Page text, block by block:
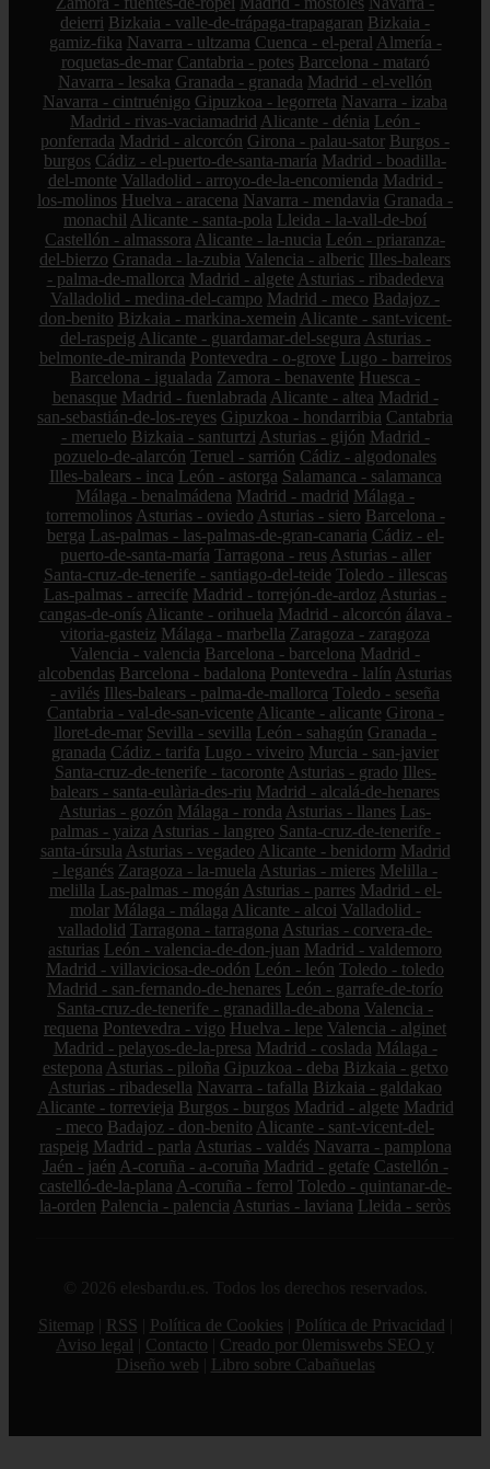
deierri Bizkaia - valle-de-trápaga-trapagaran Bizkaia -
gamiz-fika Navarra - ultzama Cuenca - el-peral Almería -
roquetas-de-mar Cantabria - potes Barcelona - mataró
Navarra - lesaka Granada - granada Madrid - el-vellón
Navarra - cintruénigo Gipuzkoa - legorreta Navarra - izaba
Madrid - rivas-vaciamadrid Alicante - dénia León -
ponferrada Madrid - alcorcón Girona - palau-sator Burgos -
burgos Cádiz - el-puerto-de-santa-maría Madrid - boadilla-
del-monte Valladolid - arroyo-de-la-encomienda Madrid -
los-molinos Huelva - aracena Navarra - mendavia Granada -
monachil Alicante - santa-pola Lleida - la-vall-de-boí
Castellón - almassora Alicante - la-nucia León - priaranza-
del-bierzo Granada - la-zubia Valencia - alberic Illes-balears
- palma-de-mallorca Madrid - algete Asturias - ribadedeva
Valladolid - medina-del-campo Madrid - meco Badajoz -
don-benito Bizkaia - markina-xemein Alicante - sant-vicent-
del-raspeig Alicante - guardamar-del-segura Asturias -
belmonte-de-miranda Pontevedra - o-grove Lugo - barreiros
Barcelona - igualada Zamora - benavente Huesca -
benasque Madrid - fuenlabrada Alicante - altea Madrid -
san-sebastián-de-los-reyes Gipuzkoa - hondarribia Cantabria
- meruelo Bizkaia - santurtzi Asturias - gijón Madrid -
pozuelo-de-alarcón Teruel - sarrión Cádiz - algodonales
Illes-balears - inca León - astorga Salamanca - salamanca
Málaga - benalmádena Madrid - madrid Málaga -
torremolinos Asturias - oviedo Asturias - siero Barcelona -
berga Las-palmas - las-palmas-de-gran-canaria Cádiz - el-
puerto-de-santa-maría Tarragona - reus Asturias - aller
Santa-cruz-de-tenerife - santiago-del-teide Toledo - illescas
Las-palmas - arrecife Madrid - torrejón-de-ardoz Asturias -
cangas-de-onís Alicante - orihuela Madrid - alcorcón álava -
vitoria-gasteiz Málaga - marbella Zaragoza - zaragoza
Valencia - valencia Barcelona - barcelona Madrid -
alcobendas Barcelona - badalona Pontevedra - lalín Asturias
- avilés Illes-balears - palma-de-mallorca Toledo - seseña
Cantabria - val-de-san-vicente Alicante - alicante Girona -
lloret-de-mar Sevilla - sevilla León - sahagún Granada -
granada Cádiz - tarifa Lugo - viveiro Murcia - san-javier
Santa-cruz-de-tenerife - tacoronte Asturias - grado Illes-
balears - santa-eulària-des-riu Madrid - alcalá-de-henares
Asturias - gozón Málaga - ronda Asturias - llanes Las-
palmas - yaiza Asturias - langreo Santa-cruz-de-tenerife -
santa-úrsula Asturias - vegadeo Alicante - benidorm Madrid
- leganés Zaragoza - la-muela Asturias - mieres Melilla -
melilla Las-palmas - mogán Asturias - parres Madrid - el-
molar Málaga - málaga Alicante - alcoi Valladolid -
valladolid Tarragona - tarragona Asturias - corvera-de-
asturias León - valencia-de-don-juan Madrid - valdemoro
Madrid - villaviciosa-de-odón León - león Toledo - toledo
Madrid - san-fernando-de-henares León - garrafe-de-torío
Santa-cruz-de-tenerife - granadilla-de-abona Valencia -
requena Pontevedra - vigo Huelva - lepe Valencia - alginet
Madrid - pelayos-de-la-presa Madrid - coslada Málaga -
estepona Asturias - piloña Gipuzkoa - deba Bizkaia - getxo
Asturias - ribadesella Navarra - tafalla Bizkaia - galdakao
Alicante - torrevieja Burgos - burgos Madrid - algete Madrid
- meco Badajoz - don-benito Alicante - sant-vicent-del-
raspeig Madrid - parla Asturias - valdés Navarra - pamplona
Jaén - jaén A-coruña - a-coruña Madrid - getafe Castellón -
castelló-de-la-plana A-coruña - ferrol Toledo - quintanar-de-
la-orden Palencia - palencia Asturias - laviana Lleida - seròs
© 2026 elesbardu.es. Todos los derechos reservados.
Sitemap
RSS Política de Cookies Política de Privacidad
Aviso legal
Contacto
Creado por 0lemiswebs SEO y
Diseño web
Libro sobre Cabañuelas